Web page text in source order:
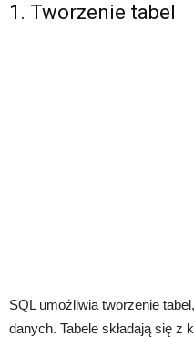
1. Tworzenie tabel
SQL umożliwia tworzenie
danych. Tabele składają się z